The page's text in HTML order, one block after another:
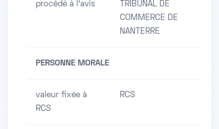
procédé à l'avis
TRIBUNAL DE
COMMERCE DE
NANTERRE
PERSONNE MORALE
valeur fixée à
RCS
RCS